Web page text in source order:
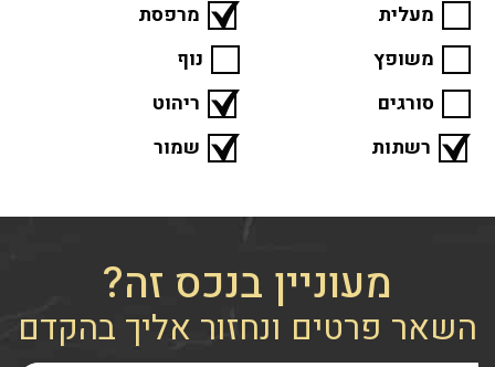
מעלית
מרפסת
משופץ
נוף
סורגים
ריהוט
רשתות
שמור
מעוניין בנכס זה?
השאר פרטים ונחזור אליך בהקדם